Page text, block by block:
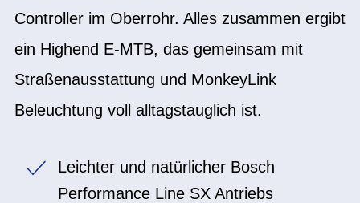
Controller im Oberrohr. Alles zusammen ergibt
ein Highend E-MTB, das gemeinsam mit
Straßenausstattung und MonkeyLink
Beleuchtung voll alltagstauglich ist.
Leichter und natürlicher Bosch
Performance Line SX Antriebs